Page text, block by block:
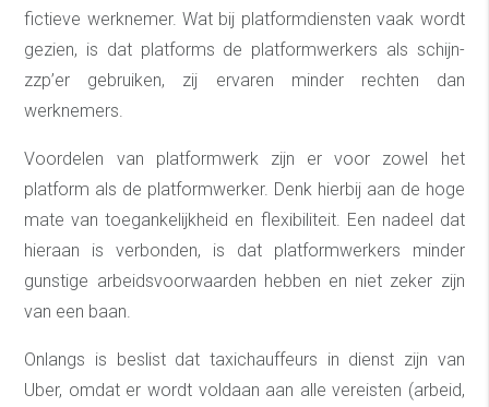
fictieve werknemer. Wat bij platformdiensten vaak wordt
gezien, is dat platforms de platformwerkers als schijn-
zzp’er gebruiken, zij ervaren minder rechten dan
werknemers.
Voordelen van platformwerk zijn er voor zowel het
platform als de platformwerker. Denk hierbij aan de hoge
mate van toegankelijkheid en flexibiliteit. Een nadeel dat
hieraan is verbonden, is dat platformwerkers minder
gunstige arbeidsvoorwaarden hebben en niet zeker zijn
van een baan.
Onlangs is beslist dat taxichauffeurs in dienst zijn van
Uber, omdat er wordt voldaan aan alle vereisten (arbeid,